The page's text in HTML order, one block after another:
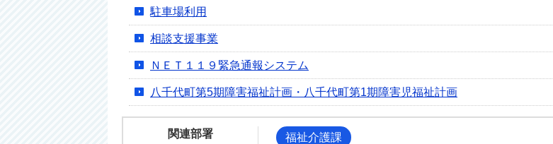
駐車場利用
相談支援事業
ＮＥＴ１１９緊急通報システム
八千代町第5期障害福祉計画・八千代町第1期障害児福祉計画
関連部署 福祉介護課